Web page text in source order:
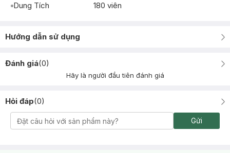
Dung Tích
180 viên
Hướng dẫn sử dụng
Đánh giá(0)
Hãy là người đầu tiên đánh giá
Hỏi đáp(0)
Gửi